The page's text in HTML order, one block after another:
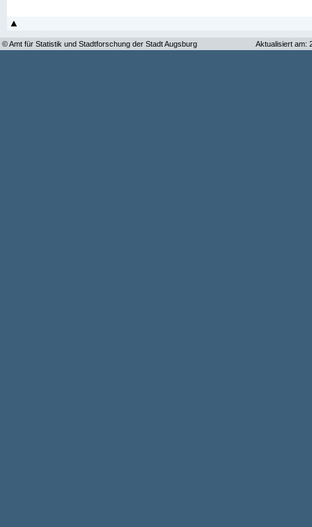
© Amt für Statistik und Stadtforschung der Stadt Augsburg Aktualisiert am: